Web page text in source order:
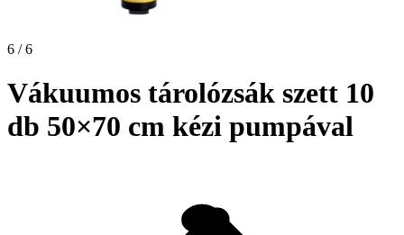
6 / 6
Vákuumos tárolózsák szett 10
db 50×70 cm kézi pumpával